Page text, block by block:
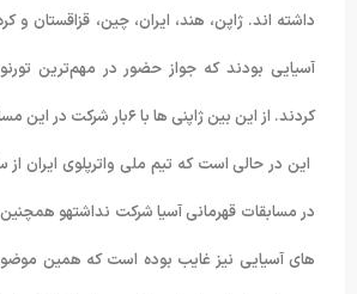
داشته اند. ژاپن، هند، ایران، چین، قزاقستان و
آسیایی بودند که جواز حضور در مهم‌ترین
کردند. از این بین ژاپنی ها با
در مسابقات قهرمانی آسیا شرکت نداشتهو همچنین
های آسیایی نیز غایب بوده است که همین